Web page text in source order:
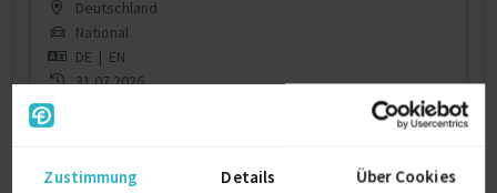
Zustimmung Details Über Cookies
Deutschland
National
DE | EN
31.07.2026